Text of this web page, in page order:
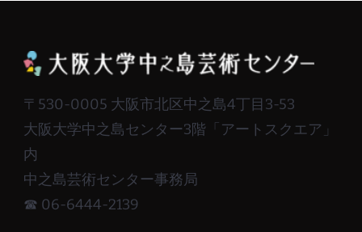
〒530-0005 大阪市北区中之島4丁目3-53
大阪大学中之島センター3階「アートスクエア」
内
中之島芸術センター事務局
☎ 06-6444-2139